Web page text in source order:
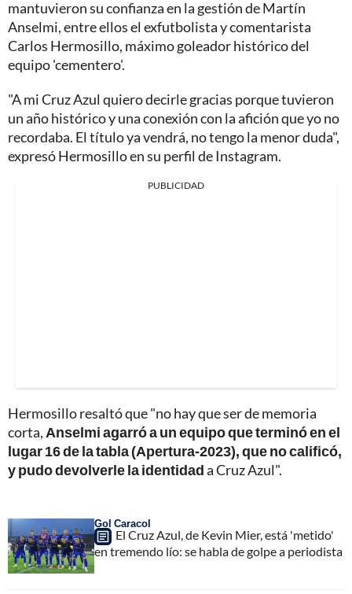
mantuvieron su confianza en la gestión de Martín
Anselmi, entre ellos el exfutbolista y comentarista
Carlos Hermosillo, máximo goleador histórico del
equipo 'cementero'.
"A mi Cruz Azul quiero decirle gracias porque tuvieron
un año histórico y una conexión con la afición que yo no
recordaba. El título ya vendrá, no tengo la menor duda",
expresó Hermosillo en su perfil de Instagram.
PUBLICIDAD
Hermosillo resaltó que "no hay que ser de memoria
corta, Anselmi agarró a un equipo que terminó en el
lugar 16 de la tabla (Apertura-2023), que no calificó,
y pudo devolverle la identidada Cruz Azul".
Gol Caracol
El Cruz Azul, de Kevin Mier, está 'metido'
en tremendo lío: se habla de golpe a periodista